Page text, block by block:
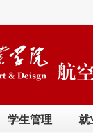
学生管理 就